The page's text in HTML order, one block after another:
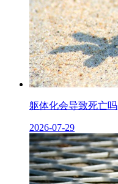
躯体化会导致死亡吗
2026-07-29